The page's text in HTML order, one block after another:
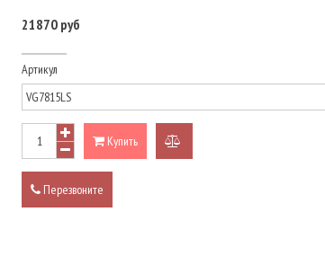
21870 руб
Артикул
Купить
Перезвоните